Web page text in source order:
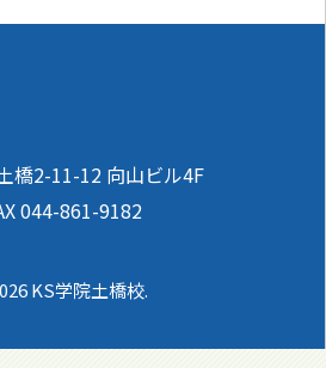
橋2-11-12 向山ビル4F
044-861-9182
KS学院土橋校.